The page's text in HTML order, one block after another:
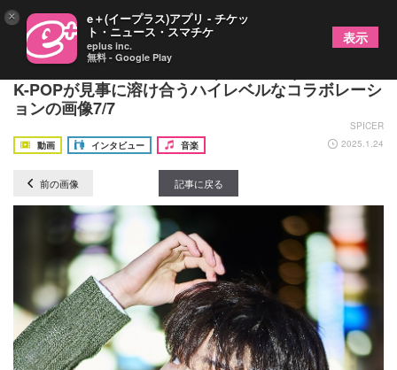
JUVENILE×キム・ドギュン(82MAJOR) J-POPと
K-POPが見事に溶け合うハイレベルなコラボレーシ
ョンの画像7/7
SPICER
動画
インタビュー 音楽 2025.1.24
前の画像 記事に戻る
× e＋(イープラス)アプリ - チケッ
ト・ニュース・スマチケ
eplus inc.
無料 - Google Play
表示